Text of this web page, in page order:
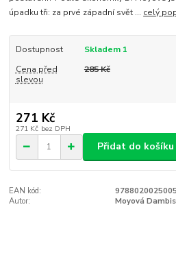
úpadku tři: za prvé západní svět ... celý
Dostupnost
Skladem 1
Cena před
slevou
285 Kč
271 Kč
271 Kč bez DPH
Přidat do košíku
EAN kód:
9788020025005
Autor:
Moyová